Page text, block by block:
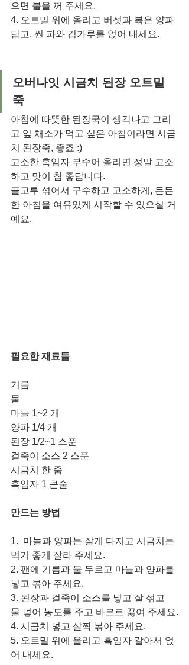
으면 불을 꺼 주세요.
4. 오트밀 위에 올리고 버섯과 볶은 양파
담고, 썬 파와 김가루를 얹어 내세요.
오버나잇 시금치 된장 오트밀
죽
아침에 따뜻한 된장국이 생각나고 그리
고 잎 채소가 먹고 싶은 아침이라면 시금
치 된장죽, 좋죠 :)
고소한 흑임자 부수어 올리면 정말 고소
하고 맛이 참 좋답니다.
골고루 섞어서 구수하고 고소하게, 든든
한 아침을 여유있게 시작할 수 있으실 거
예요.
필요한 재료들
기름
물
마늘 1~2 개
양파 1/4 개
된장 1/2~1 스푼
걸죽이 소스 2 스푼
시금치 한 줌
흑임자 1 큰술
만드는 방법
1.  마늘과 양파는 잘게 다지고 시금치는
먹기 좋게 잘라 주세요.
2. 팬에 기름과 물 두르고 마늘과 양파를
넣고 볶아 주세요.
3. 된장과 걸죽이 소스를 넣고 잘 섞고
물 넣어 농도를 주고 바르르 끓여 주세요.
4. 시금치 넣고 살짝 볶아 주세요.
5. 오트밀 위에 올리고 흑임자 갈아서 얹
어 내세요.